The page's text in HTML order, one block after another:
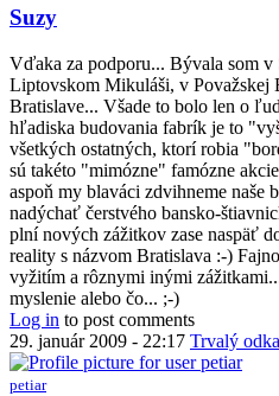
In
reply
to
Bratislava
by
suzy
Suzy
Vďaka za podporu... Bývala som v
Liptovskom Mikuláši, v Považskej
Bratislave... Všade to bolo len o
hľadiska budovania fabrík je to
všetkých ostatných, ktorí robia
sú takéto "mimózne" famózne
aspoň my blaváci zdvihneme naše
nadýchať čerstvého bansko-
plní nových zážitkov zase naspäť
reality s názvom Bratislava :-)
vyžitím a rôznymi inými
myslenie alebo čo... ;-)
Log in to post comments
29. január 2009 - 22:17 Trvalý
petiar